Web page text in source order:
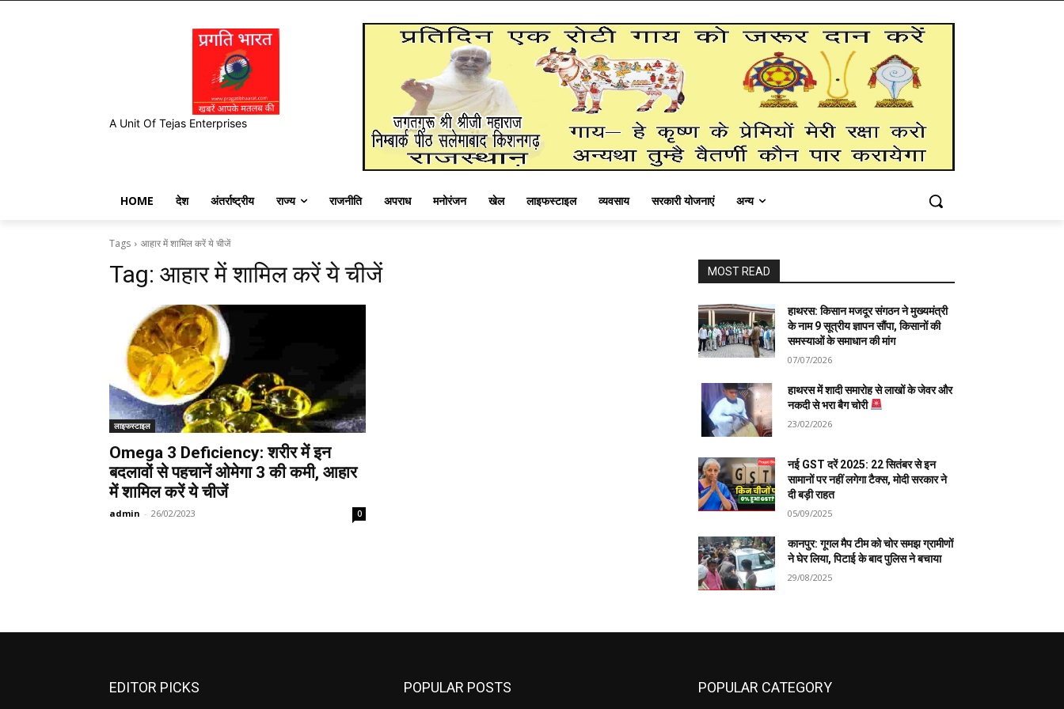
A Unit Of Tejas Enterprises
HOME देश अंतर्राष्ट्रीय राज्य राजनीति अपराध मनोरंजन खेल लाइफस्टाइल व्यवसाय सरकारी योजनाएं अन्य
Tags आहार में शामिल करें ये चीजें
Tag: आहार में शामिल करें ये चीजें
लाइफस्टाइल
Omega 3 Deficiency: शरीर में इन
बदलावों से पहचानें ओमेगा 3 की कमी, आहार
में शामिल करें ये चीजें
admin - 26/02/2023 0
MOST READ
हाथरस: किसान मजदूर संगठन ने मुख्यमंत्री
के नाम 9 सूत्रीय ज्ञापन सौंपा, किसानों की
समस्याओं के समाधान की मांग
07/07/2026
हाथरस में शादी समारोह से लाखों के जेवर और
नकदी से भरा बैग चोरी
23/02/2026
नई GST दरें 2025: 22 सितंबर से इन
सामानों पर नहीं लगेगा टैक्स, मोदी सरकार ने
दी बड़ी राहत
05/09/2025
कानपुर: गूगल मैप टीम को चोर समझ ग्रामीणों
ने घेर लिया, पिटाई के बाद पुलिस ने बचाया
29/08/2025
EDITOR PICKS POPULAR POSTS POPULAR CATEGORY